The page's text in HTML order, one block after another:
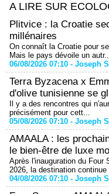
A LIRE SUR
Plitvice : la Croatie
millénaires
On connaît la Croatie pour
Mais le pays dévoile un
06/08/2026 07:10 - Joseph
Terra Byzacena x
d'olive tunisienne se
Il y a des rencontres qui
précisément pour cett...
05/08/2026 07:10 - Joseph
AMAALA : les
le bien-être de luxe
Après l'inauguration du Four
2026, la destination continue
04/08/2026 07:10 - Joseph